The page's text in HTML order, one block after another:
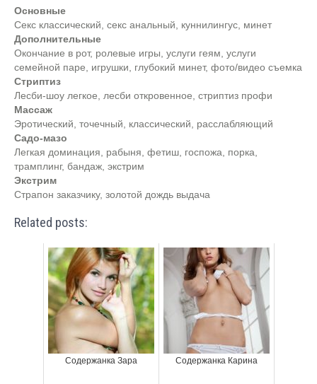
Основные
Секс классический, секс анальный, куннилингус, минет
Дополнительные
Окончание в рот, ролевые игры, услуги геям, услуги
семейной паре, игрушки, глубокий минет, фото/видео съемка
Стриптиз
Лесби-шоу легкое, лесби откровенное, стриптиз профи
Массаж
Эротический, точечный, классический, расслабляющий
Садо-мазо
Легкая доминация, рабыня, фетиш, госпожа, порка,
трамплинг, бандаж, экстрим
Экстрим
Страпон заказчику, золотой дождь выдача
Related posts:
Содержанка Зара Содержанка Карина